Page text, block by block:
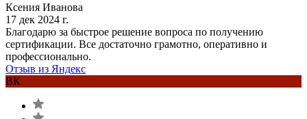
Ксения Иванова
17 дек 2024 г.
Благодарю за быстрое решение вопроса по получению
сертификации. Все достаточно грамотно, оперативно и
профессионально.
Отзыв из Яндекс
ВК